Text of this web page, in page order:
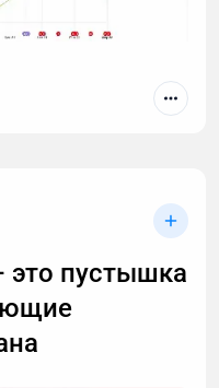
которая
строить
продаж внутри
была переписана
которой было
маркетинг.
это пустышка